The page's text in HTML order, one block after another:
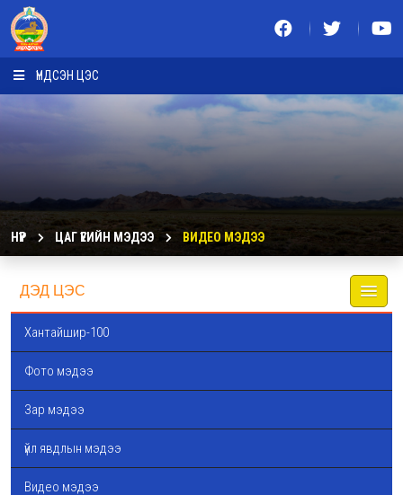
ҮНДСЭН ЦЭС
НҮҮР ЦАГ ҮЕИЙН МЭДЭЭ ВИДЕО МЭДЭЭ
ДЭД ЦЭС
Хантайшир-100
Фото мэдээ
Зар мэдээ
үйл явдлын мэдээ
Видео мэдээ